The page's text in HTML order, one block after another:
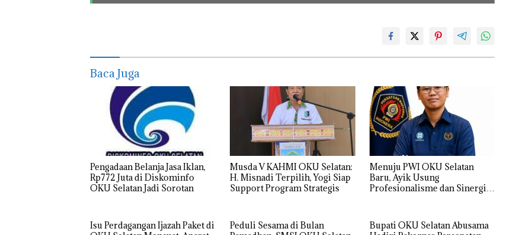
Baca Juga
Pengadaan Belanja Jasa Iklan,
Rp772 Juta di Diskominfo
OKU Selatan Jadi Sorotan
Musda V KAHMI OKU Selatan:
H. Misnadi Terpilih, Yogi Siap
Support Program Strategis
Menuju PWI OKU Selatan
Baru, Ayik Usung
Profesionalisme dan Sinergi
Isu Perdagangan Ijazah Paket di
Peduli Sesama di Bulan
Bupati OKU Selatan Abusama